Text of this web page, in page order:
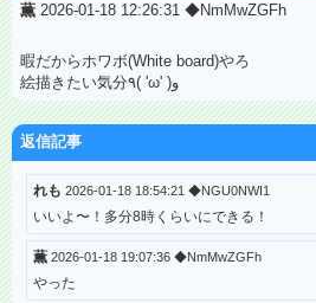
薫 2026-01-18 12:26:31 ◆NmMwZGFh
暇だからホワボ(White board)やろ
絵描きたい気分٩( 'ω' )و
返信記事
れも 2026-01-18 18:54:21 ◆NGU0NWI1
いいよ〜！多分8時くらいにできる！
薫 2026-01-18 19:07:36 ◆NmMwZGFh
やった